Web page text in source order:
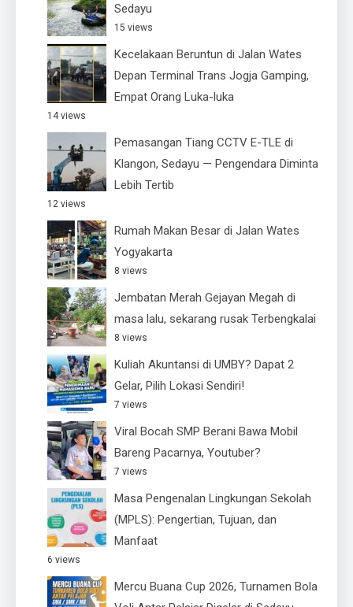
Sedayu
15 views
Kecelakaan Beruntun di Jalan Wates
Depan Terminal Trans Jogja Gamping,
Empat Orang Luka-luka
14 views
Pemasangan Tiang CCTV E-TLE di
Klangon, Sedayu — Pengendara Diminta
Lebih Tertib
12 views
Rumah Makan Besar di Jalan Wates
Yogyakarta
8 views
Jembatan Merah Gejayan Megah di
masa lalu, sekarang rusak Terbengkalai
8 views
Kuliah Akuntansi di UMBY? Dapat 2
Gelar, Pilih Lokasi Sendiri!
7 views
Viral Bocah SMP Berani Bawa Mobil
Bareng Pacarnya, Youtuber?
7 views
Masa Pengenalan Lingkungan Sekolah
(MPLS): Pengertian, Tujuan, dan
Manfaat
6 views
Mercu Buana Cup 2026, Turnamen Bola